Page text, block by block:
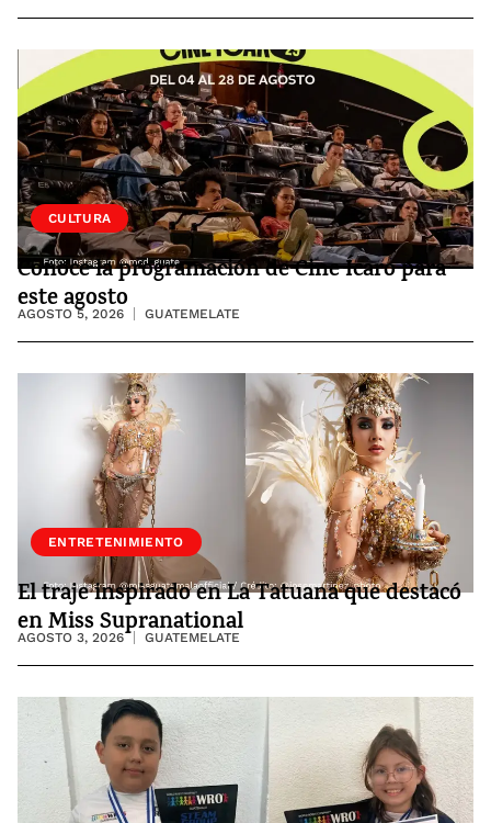
CULTURA
Conoce la programación de Cine Ícaro para
este agosto
AGOSTO 5, 2026 GUATEMELATE
ENTRETENIMIENTO
El traje inspirado en La Tatuana que destacó
en Miss Supranational
AGOSTO 3, 2026 GUATEMELATE